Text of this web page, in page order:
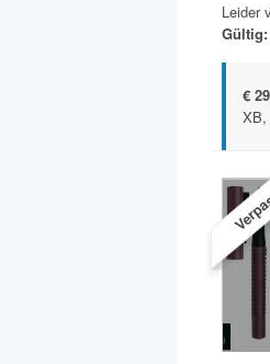
Leider
Gültig:
€
XB,